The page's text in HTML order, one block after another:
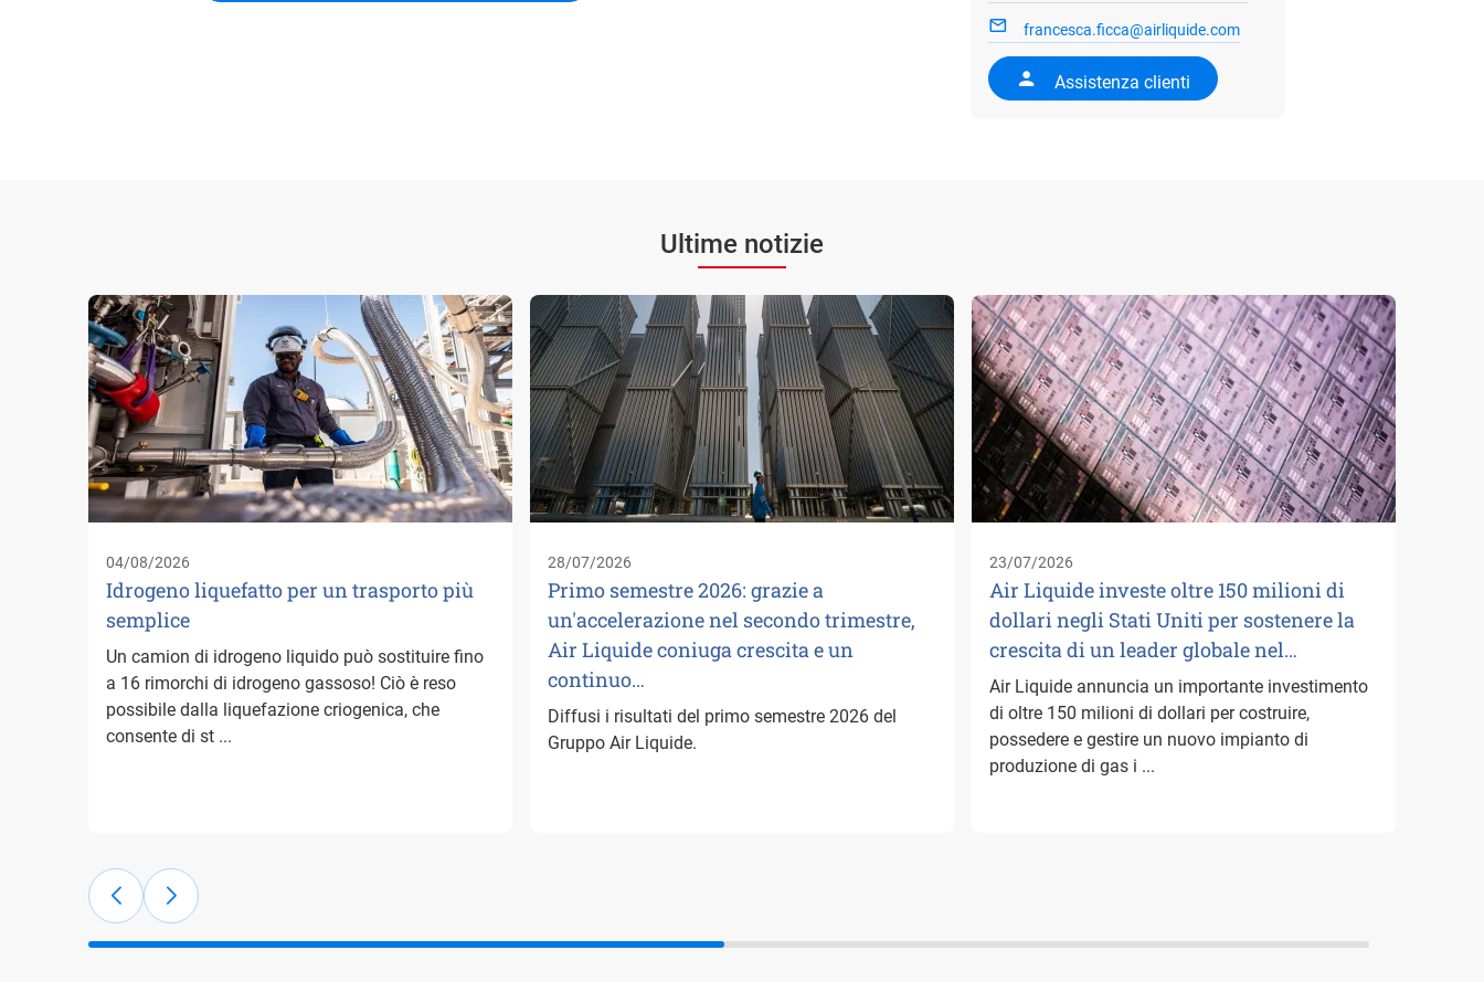
francesca.ficca@airliquide.com
Assistenza clienti
Ultime notizie
04/08/2026
Idrogeno liquefatto per un trasporto più
semplice
Un camion di idrogeno liquido può sostituire fino
a 16 rimorchi di idrogeno gassoso! Ciò è reso
possibile dalla liquefazione criogenica, che
consente di st ...
28/07/2026
Primo semestre 2026: grazie a
un'accelerazione nel secondo trimestre,
Air Liquide coniuga crescita e un
continuo…
Diffusi i risultati del primo semestre 2026 del
Gruppo Air Liquide.
23/07/2026
Air Liquide investe oltre 150 milioni di
dollari negli Stati Uniti per sostenere la
crescita di un leader globale nel…
Air Liquide annuncia un importante investimento
di oltre 150 milioni di dollari per costruire,
possedere e gestire un nuovo impianto di
produzione di gas i ...